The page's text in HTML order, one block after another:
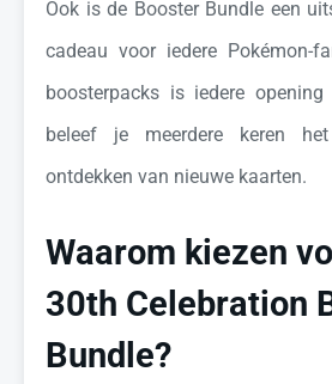
Ook is de Booster Bundle een
cadeau voor iedere Pokémon-
boosterpacks is iedere
beleef je meerdere keren
ontdekken van nieuwe kaarten.
Waarom kiezen
30th Celebration
Bundle?